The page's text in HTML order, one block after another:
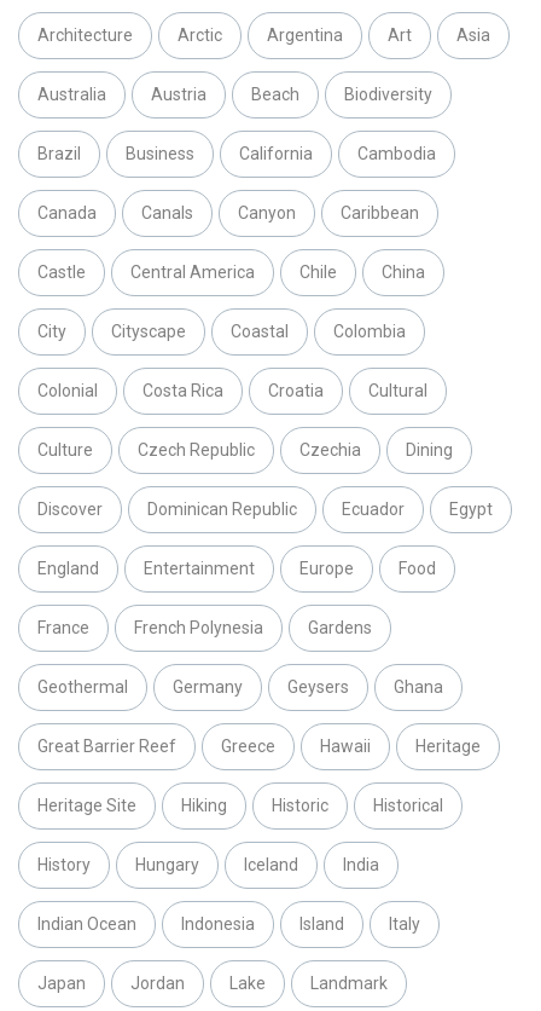
Architecture Arctic Argentina Art Asia
Australia Austria Beach Biodiversity
Brazil Business California Cambodia
Canada Canals Canyon Caribbean
Castle Central America Chile China
City Cityscape Coastal Colombia
Colonial Costa Rica Croatia Cultural
Culture Czech Republic Czechia Dining
Discover Dominican Republic Ecuador Egypt
England Entertainment Europe Food
France French Polynesia Gardens
Geothermal Germany Geysers Ghana
Great Barrier Reef Greece Hawaii Heritage
Heritage Site Hiking Historic Historical
History Hungary Iceland India
Indian Ocean Indonesia Island Italy
Japan Jordan Lake Landmark